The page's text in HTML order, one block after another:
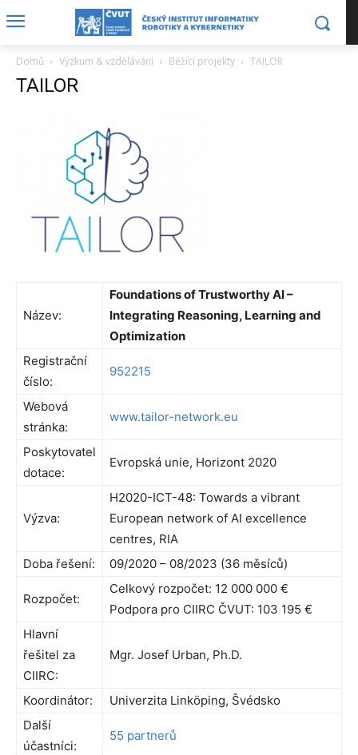
Domů Výzkum & vzdělávání Běžící projekty TAILOR
TAILOR
Název:
Foundations of Trustworthy AI –
Integrating Reasoning, Learning and
Optimization
Registrační
číslo:
952215
Webová
stránka:
www.tailor-network.eu
Poskytovatel
dotace:
Evropská unie, Horizont 2020
Výzva:
H2020-ICT-48: Towards a vibrant
European network of AI excellence
centres, RIA
Doba řešení:
09/2020 – 08/2023 (36 měsíců)
Rozpočet:
Celkový rozpočet: 12 000 000 €
Podpora pro CIIRC ČVUT: 103 195 €
Hlavní
řešitel za
CIIRC:
Mgr. Josef Urban, Ph.D.
Koordinátor:
Univerzita Linköping, Švédsko
Další
účastníci:
55 partnerů